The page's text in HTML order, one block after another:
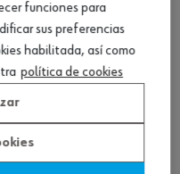
funciones para
sus preferencias
habilitada, así como
política de cookies